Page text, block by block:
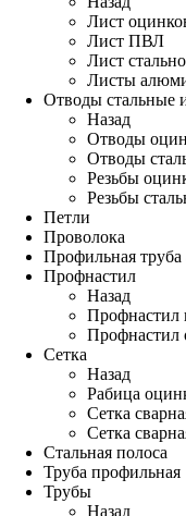
Лист
Лист ПВЛ
Лист
Листы
Отводы стальные
Назад
Отводы
Отводы
Резьбы
Резьбы
Петли
Проволока
Профильная
Профнастил
Назад
Профнастил
Профнастил
Сетка
Назад
Рабица
Сетка
Сетка
Стальная полоса
Труба профильная
Трубы
Назад